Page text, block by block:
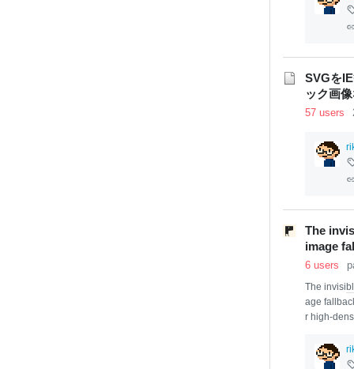
NG画像を
実現が難
p/2012/09/
SVGを
ック画
57 users
The
image
6 users
The invisibl
age
r high-dens
vide a
orting